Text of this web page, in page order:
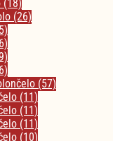
(18)
(26)
(57)
(11)
(11)
(11)
(10)